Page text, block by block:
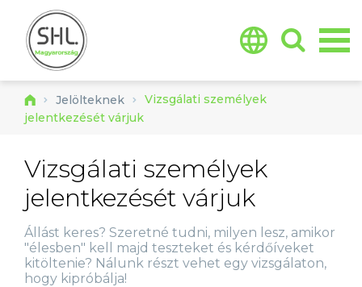
Jelölteknek
Vizsgálati személyek
jelentkezését várjuk
Vizsgálati személyek
jelentkezését várjuk
Állást keres? Szeretné tudni, milyen lesz, amikor
"élesben" kell majd teszteket és kérdőíveket
kitöltenie? Nálunk részt vehet egy vizsgálaton,
hogy kipróbálja!